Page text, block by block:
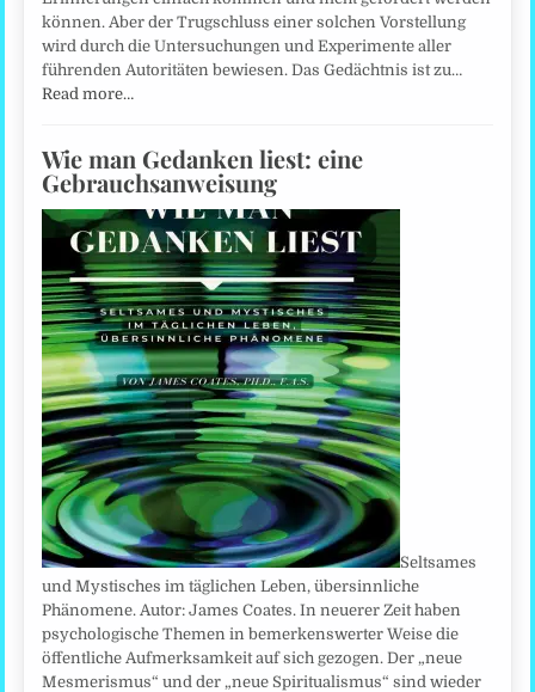
können. Aber der Trugschluss einer solchen Vorstellung
wird durch die Untersuchungen und Experimente aller
führenden Autoritäten bewiesen. Das Gedächtnis ist zu…
Read more…
Wie man Gedanken liest: eine
Gebrauchsanweisung
Seltsames
und Mystisches im täglichen Leben, übersinnliche
Phänomene. Autor: James Coates. In neuerer Zeit haben
psychologische Themen in bemerkenswerter Weise die
öffentliche Aufmerksamkeit auf sich gezogen. Der „neue
Mesmerismus“ und der „neue Spiritualismus“ sind wieder